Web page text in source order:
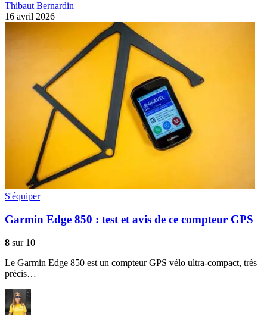
Thibaut Bernardin
16 avril 2026
S'équiper
Garmin Edge 850 : test et avis de ce compteur GPS
8 sur 10
Le Garmin Edge 850 est un compteur GPS vélo ultra-compact, très
précis…